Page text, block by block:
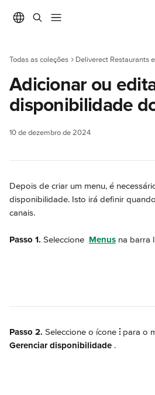
Todas as coleções Deliverect Restaurants
Adicionar ou
disponibilidade
10 de dezembro de 2024
Depois de criar um menu, é
disponibilidade. Isto irá definir
canais.
Passo 1. Seleccione Menus na barra
Passo 2. Seleccione o ícone ⫶ para o
Gerenciar disponibilidade .